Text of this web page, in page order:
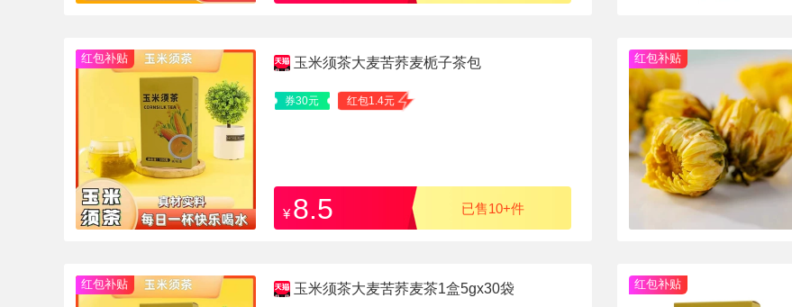
红包补贴 玉米须茶大麦苦荞麦栀子茶包
券30元 红包1.4元
¥ 8.5 已售10+件
红包补贴
红包补贴 玉米须茶大麦苦荞麦茶1盒5gx30袋 红包补贴